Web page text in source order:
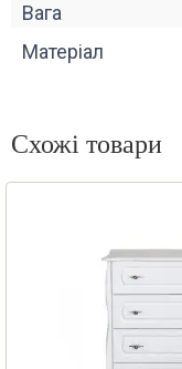
Вага
Матеріал
Схожі товари